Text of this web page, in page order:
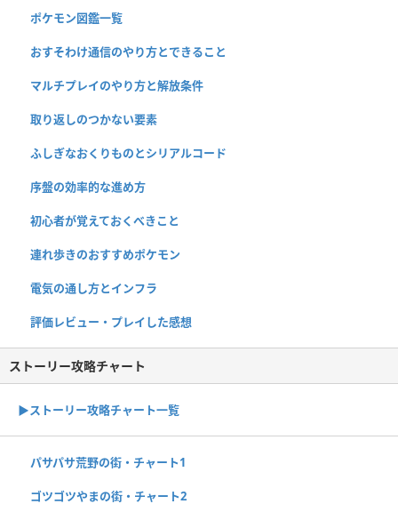
ポケモン図鑑一覧
おすそわけ通信のやり方とできること
マルチプレイのやり方と解放条件
取り返しのつかない要素
ふしぎなおくりものとシリアルコード
序盤の効率的な進め方
初心者が覚えておくべきこと
連れ歩きのおすすめポケモン
電気の通し方とインフラ
評価レビュー・プレイした感想
ストーリー攻略チャート
▶ストーリー攻略チャート一覧
パサパサ荒野の街・チャート1
ゴツゴツやまの街・チャート2